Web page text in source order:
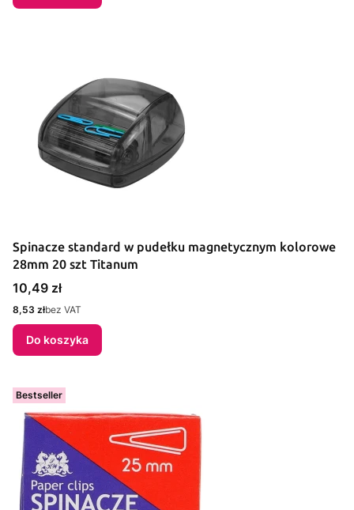
Spinacze standard w pudełku magnetycznym kolorowe
28mm 20 szt Titanum
Cena
10,49 zł
Cena
8,53 złbez VAT
Do koszyka
Bestseller